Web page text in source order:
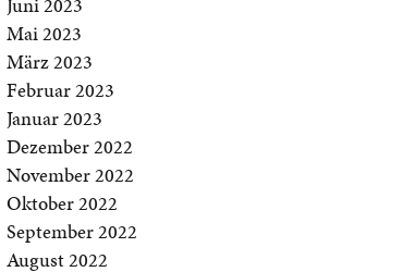
Mai 2023
März 2023
Februar 2023
Januar 2023
Dezember 2022
November 2022
Oktober 2022
September 2022
August 2022